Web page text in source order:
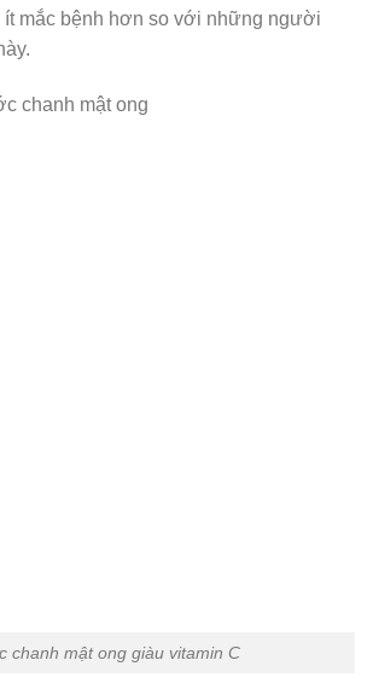
mắc bệnh hơn so với những người
chanh mật ong giàu vitamin C